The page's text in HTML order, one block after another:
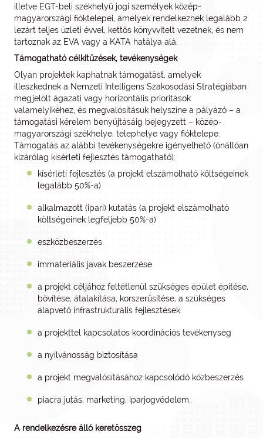
illetve EGT-beli székhelyű jogi személyek közép-
magyarországi fióktelepei, amelyek rendelkeznek legalább 2
lezárt teljes üzleti évvel, kettős könyvvitelt vezetnek, és nem
tartoznak az EVA vagy a KATA hatálya alá.
Támogatható célkitűzések, tevékenységek
Olyan projektek kaphatnak támogatást, amelyek
illeszkednek a Nemzeti Intelligens Szakosodási Stratégiában
megjelölt ágazati vagy horizontális prioritások
valamelyikéhez, és megvalósításuk helyszíne a pályázó – a
támogatási kérelem benyújtásáig bejegyzett – közép-
magyarországi székhelye, telephelye vagy fióktelepe.
Támogatás az alábbi tevékenységekre igényelhető (önállóan
kizárólag kísérleti fejlesztés támogatható):
kísérleti fejlesztés (a projekt elszámolható költségeinek
legalább 50%-a)
alkalmazott (ipari) kutatás (a projekt elszámolható
költségeinek legfeljebb 50%-a)
eszközbeszerzés
immateriális javak beszerzése
a projekt céljához feltétlenül szükséges épület építése,
bővítése, átalakítása, korszerűsítése, a szükséges
alapvető infrastrukturális fejlesztések
a projekttel kapcsolatos koordinációs tevékenység
a nyilvánosság biztosítása
a projekt megvalósításához kapcsolódó közbeszerzés
piacra jutás, marketing, iparjogvédelem.
A rendelkezésre álló keretösszeg